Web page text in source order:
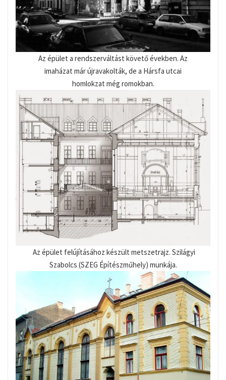
Az épület a rendszerváltást követő években. Az
imaházat már újravakolták, de a Hársfa utcai
homlokzat még romokban.
Az épület felújításához készült metszetrajz. Szilágyi
Szabolcs (SZEG Építészműhely) munkája.